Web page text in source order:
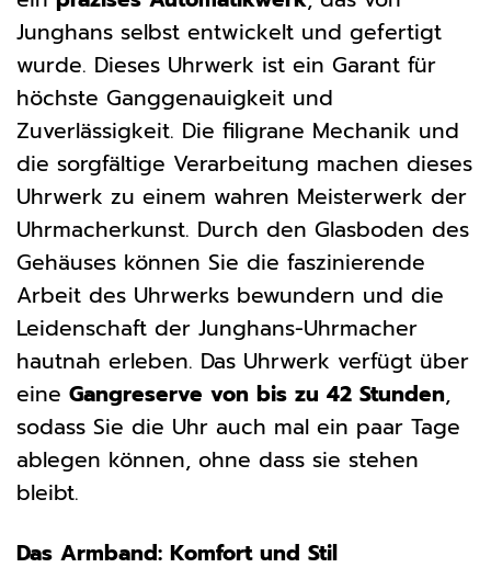
Junghans selbst entwickelt und gefertigt
wurde. Dieses Uhrwerk ist ein Garant für
höchste Ganggenauigkeit und
Zuverlässigkeit. Die filigrane Mechanik und
die sorgfältige Verarbeitung machen dieses
Uhrwerk zu einem wahren Meisterwerk der
Uhrmacherkunst. Durch den Glasboden des
Gehäuses können Sie die faszinierende
Arbeit des Uhrwerks bewundern und die
Leidenschaft der Junghans-Uhrmacher
hautnah erleben. Das Uhrwerk verfügt über
eine Gangreserve von bis zu 42 Stunden,
sodass Sie die Uhr auch mal ein paar Tage
ablegen können, ohne dass sie stehen
bleibt.
Das Armband: Komfort und Stil